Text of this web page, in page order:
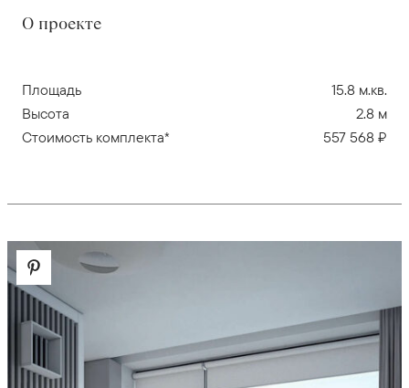
О проекте
Площадь
15.8 м.кв.
Высота
2.8 м
Стоимость комплекта*
557 568 ₽